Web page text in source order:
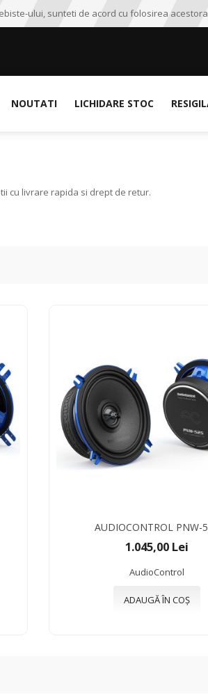
ului, sunteti de acord cu folosirea
NOUTATI LICHIDARE STOC
cu livrare rapida si drept de retur.
AUDIOCONTROL PNW-
1.045,00 Lei
AudioControl
ADAUGĂ ÎN COȘ